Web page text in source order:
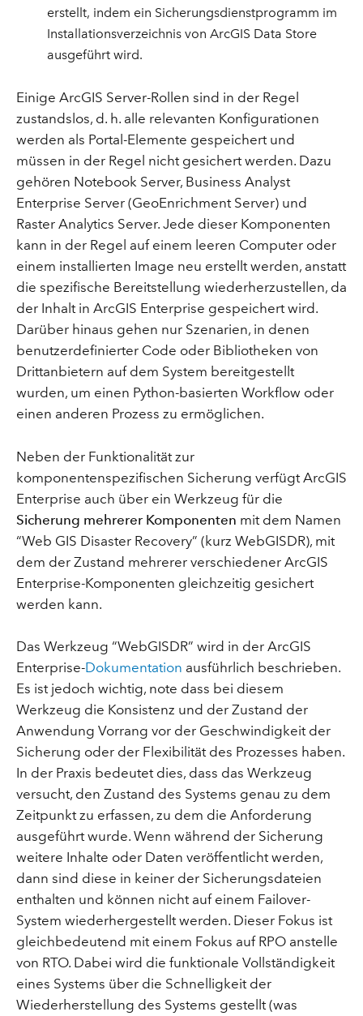
erstellt, indem ein Sicherungsdienstprogramm im
Installationsverzeichnis von ArcGIS Data Store
ausgeführt wird.
Einige ArcGIS Server-Rollen sind in der Regel
zustandslos, d. h. alle relevanten Konfigurationen
werden als Portal-Elemente gespeichert und
müssen in der Regel nicht gesichert werden. Dazu
gehören Notebook Server, Business Analyst
Enterprise Server (GeoEnrichment Server) und
Raster Analytics Server. Jede dieser Komponenten
kann in der Regel auf einem leeren Computer oder
einem installierten Image neu erstellt werden, anstatt
die spezifische Bereitstellung wiederherzustellen, da
der Inhalt in ArcGIS Enterprise gespeichert wird.
Darüber hinaus gehen nur Szenarien, in denen
benutzerdefinierter Code oder Bibliotheken von
Drittanbietern auf dem System bereitgestellt
wurden, um einen Python-basierten Workflow oder
einen anderen Prozess zu ermöglichen.
Neben der Funktionalität zur
komponentenspezifischen Sicherung verfügt ArcGIS
Enterprise auch über ein Werkzeug für die
Sicherung mehrerer Komponenten mit dem Namen
“Web GIS Disaster Recovery” (kurz WebGISDR), mit
dem der Zustand mehrerer verschiedener ArcGIS
Enterprise-Komponenten gleichzeitig gesichert
werden kann.
Das Werkzeug “WebGISDR” wird in der ArcGIS
Enterprise-Dokumentation ausführlich beschrieben.
Es ist jedoch wichtig, note dass bei diesem
Werkzeug die Konsistenz und der Zustand der
Anwendung Vorrang vor der Geschwindigkeit der
Sicherung oder der Flexibilität des Prozesses haben.
In der Praxis bedeutet dies, dass das Werkzeug
versucht, den Zustand des Systems genau zu dem
Zeitpunkt zu erfassen, zu dem die Anforderung
ausgeführt wurde. Wenn während der Sicherung
weitere Inhalte oder Daten veröffentlicht werden,
dann sind diese in keiner der Sicherungsdateien
enthalten und können nicht auf einem Failover-
System wiederhergestellt werden. Dieser Fokus ist
gleichbedeutend mit einem Fokus auf RPO anstelle
von RTO. Dabei wird die funktionale Vollständigkeit
eines Systems über die Schnelligkeit der
Wiederherstellung des Systems gestellt (was